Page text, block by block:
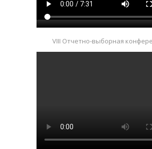
VIII Отчетно-выборная